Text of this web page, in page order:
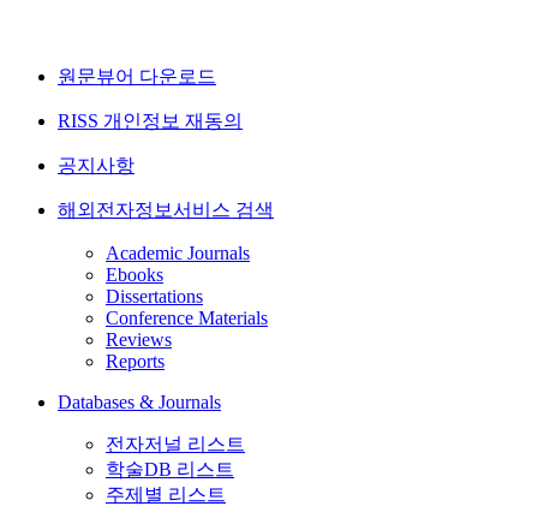
원문뷰어 다운로드
RISS 개인정보 재동의
공지사항
해외전자정보서비스 검색
Academic Journals
Ebooks
Dissertations
Conference Materials
Reviews
Reports
Databases & Journals
전자저널 리스트
학술DB 리스트
주제별 리스트